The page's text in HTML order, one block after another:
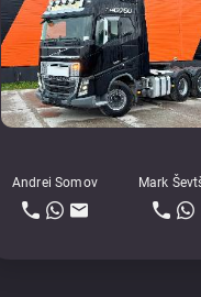
Andrei Somov Mark